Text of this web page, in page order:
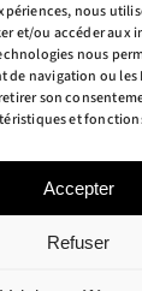
nous
et/ou accéder aux
nous
navigation ou les
son
et
Accepter
Refuser
de
You can